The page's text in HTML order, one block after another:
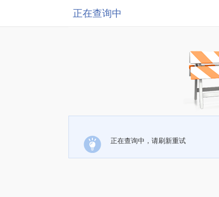
正在查询中
正在查询中，请刷新重试